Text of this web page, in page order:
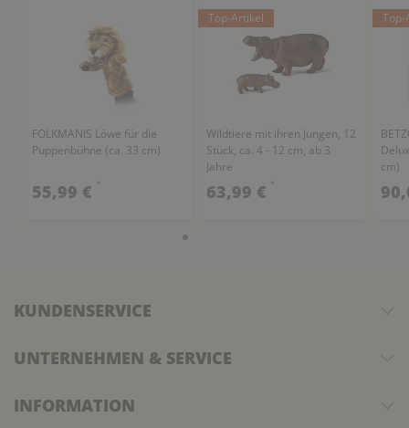
FOLKMANIS Löwe für die
Puppenbühne (ca. 33 cm)
55,99 € *
Top-Artikel
Wildtiere mit ihren Jungen, 12
Stück, ca. 4 - 12 cm, ab 3
Jahre
63,99 € *
cm)
KUNDENSERVICE
UNTERNEHMEN & SERVICE
INFORMATION